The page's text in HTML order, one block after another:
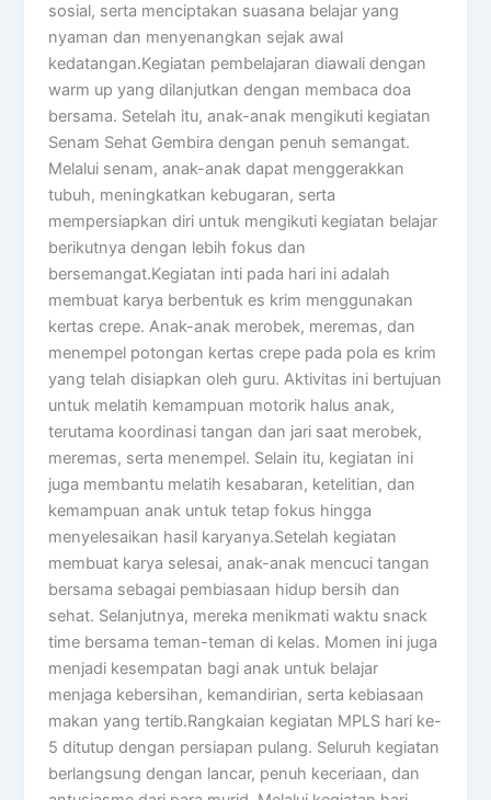
sosial, serta menciptakan suasana belajar yang
nyaman dan menyenangkan sejak awal
kedatangan.Kegiatan pembelajaran diawali dengan
warm up yang dilanjutkan dengan membaca doa
bersama. Setelah itu, anak-anak mengikuti kegiatan
Senam Sehat Gembira dengan penuh semangat.
Melalui senam, anak-anak dapat menggerakkan
tubuh, meningkatkan kebugaran, serta
mempersiapkan diri untuk mengikuti kegiatan belajar
berikutnya dengan lebih fokus dan
bersemangat.Kegiatan inti pada hari ini adalah
membuat karya berbentuk es krim menggunakan
kertas crepe. Anak-anak merobek, meremas, dan
menempel potongan kertas crepe pada pola es krim
yang telah disiapkan oleh guru. Aktivitas ini bertujuan
untuk melatih kemampuan motorik halus anak,
terutama koordinasi tangan dan jari saat merobek,
meremas, serta menempel. Selain itu, kegiatan ini
juga membantu melatih kesabaran, ketelitian, dan
kemampuan anak untuk tetap fokus hingga
menyelesaikan hasil karyanya.Setelah kegiatan
membuat karya selesai, anak-anak mencuci tangan
bersama sebagai pembiasaan hidup bersih dan
sehat. Selanjutnya, mereka menikmati waktu snack
time bersama teman-teman di kelas. Momen ini juga
menjadi kesempatan bagi anak untuk belajar
menjaga kebersihan, kemandirian, serta kebiasaan
makan yang tertib.Rangkaian kegiatan MPLS hari ke-
5 ditutup dengan persiapan pulang. Seluruh kegiatan
berlangsung dengan lancar, penuh keceriaan, dan